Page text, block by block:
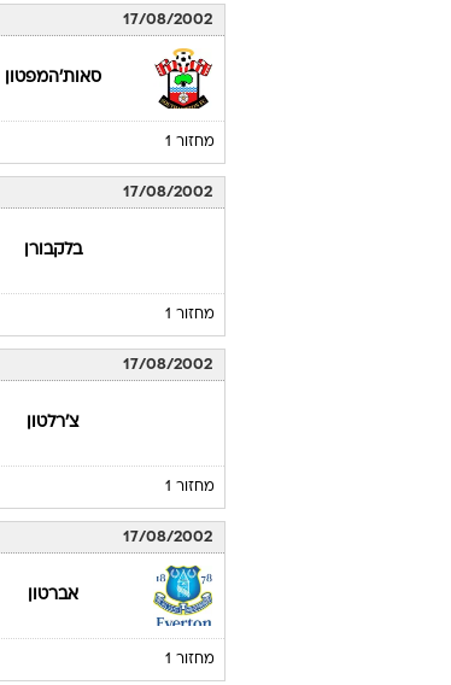
17/08/2002
סאות'המפטון
מחזור 1
17/08/2002
בלקבורן
מחזור 1
17/08/2002
צ'רלטון
מחזור 1
17/08/2002
אברטון
מחזור 1